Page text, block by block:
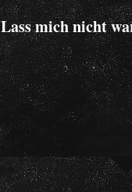
Lass mich nicht